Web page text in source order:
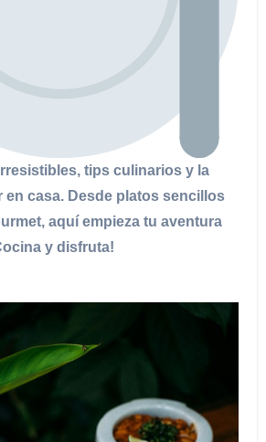
tips culinarios y la
en casa. Desde platos sencillos
aquí empieza tu aventura
y disfruta!